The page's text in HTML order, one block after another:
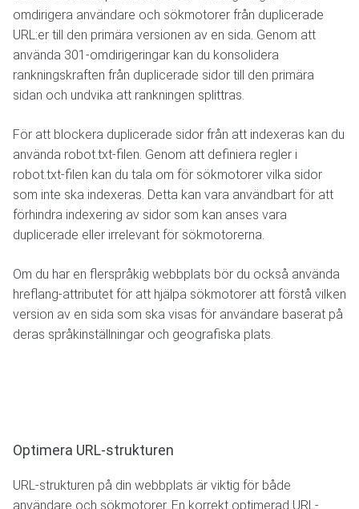
omdirigera användare och sökmotorer från duplicerade
URL:er till den primära versionen av en sida. Genom att
använda 301-omdirigeringar kan du konsolidera
rankningskraften från duplicerade sidor till den primära
sidan och undvika att rankningen splittras.
För att blockera duplicerade sidor från att indexeras kan du
använda robot.txt-filen. Genom att definiera regler i
robot.txt-filen kan du tala om för sökmotorer vilka sidor
som inte ska indexeras. Detta kan vara användbart för att
förhindra indexering av sidor som kan anses vara
duplicerade eller irrelevant för sökmotorerna.
Om du har en flerspråkig webbplats bör du också använda
hreflang-attributet för att hjälpa sökmotorer att förstå vilken
version av en sida som ska visas för användare baserat på
deras språkinställningar och geografiska plats.
Optimera URL-strukturen
URL-strukturen på din webbplats är viktig för både
användare och sökmotorer. En korrekt optimerad URL-